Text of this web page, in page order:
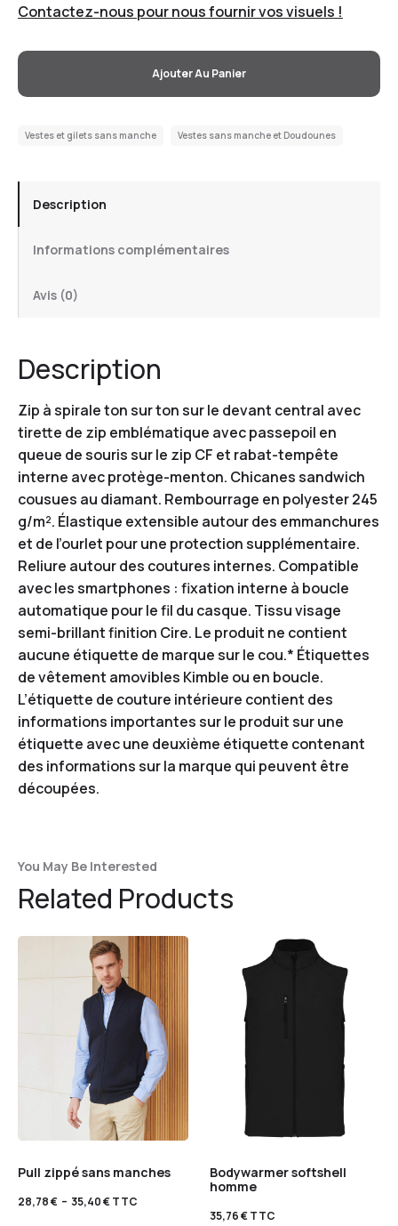
Contactez-nous pour nous fournir vos visuels !
Ajouter Au Panier
Vestes et gilets sans manche Vestes sans manche et Doudounes
Description
Informations complémentaires
Avis (0)
Description
Zip à spirale ton sur ton sur le devant central avec
tirette de zip emblématique avec passepoil en
queue de souris sur le zip CF et rabat-tempête
interne avec protège-menton. Chicanes sandwich
cousues au diamant. Rembourrage en polyester 245
g/m². Élastique extensible autour des emmanchures
et de l’ourlet pour une protection supplémentaire.
Reliure autour des coutures internes. Compatible
avec les smartphones : fixation interne à boucle
automatique pour le fil du casque. Tissu visage
semi-brillant finition Cire. Le produit ne contient
aucune étiquette de marque sur le cou.* Étiquettes
de vêtement amovibles Kimble ou en boucle.
L’étiquette de couture intérieure contient des
informations importantes sur le produit sur une
étiquette avec une deuxième étiquette contenant
des informations sur la marque qui peuvent être
découpées.
You May Be Interested
Related Products
Pull zippé sans manches
28,78€ – 35,40€TTC
Bodywarmer softshell
homme
35,76€TTC